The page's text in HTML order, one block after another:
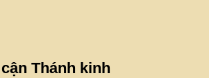
Thánh kinh